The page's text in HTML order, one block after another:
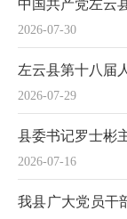
2026-07-30
中国共产党左云
2026-07-29
左云县第十八届
2026-07-16
县委书记罗士彬
我县广大党员干